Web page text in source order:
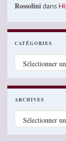
Rossolinidans
CATÉGORIES
Catégories
ARCHIVES
Archives